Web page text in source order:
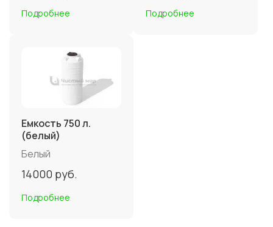
Подробнее Подробнее
Емкость 750 л.
(белый)
Белый
14000 руб.
Подробнее